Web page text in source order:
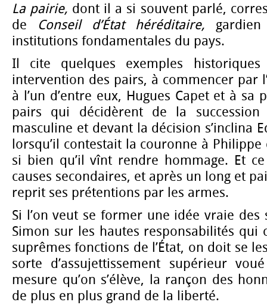
La pairie, dont il a si souvent parlé,
de
Conseil d’État héréditaire,
institutions fondamentales du pays.
Il cite quelques exemples
intervention des pairs, à commencer par
à l’un d’entre eux, Hugues Capet et à sa
pairs qui décidèrent de la
masculine et devant la décision s’inclina
lorsqu’il contestait la couronne à Philippe
si bien qu’il vînt rendre hommage. Et
causes secondaires, et après un long et
reprit ses prétentions par les armes.
Si l’on veut se former une idée vraie des
Simon sur les hautes responsabilités qui
suprêmes fonctions de l’État, on doit se
sorte d’assujettissement supérieur
mesure qu’on s’élève, la rançon des
de plus en plus grand de la liberté.